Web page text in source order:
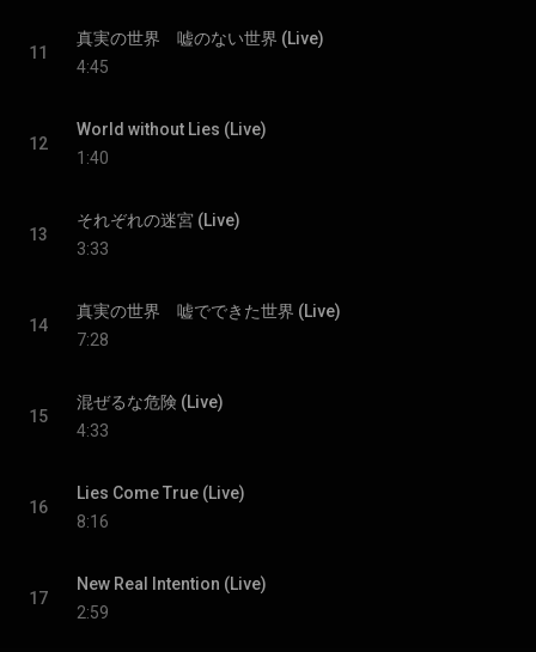
11
真実の世界 嘘のない世界 (Live)
4:45
12
World without Lies (Live)
1:40
13
それぞれの迷宮 (Live)
3:33
14
真実の世界 嘘でできた世界 (Live)
7:28
15
混ぜるな危険 (Live)
4:33
16
Lies Come True (Live)
8:16
17
New Real Intention (Live)
2:59